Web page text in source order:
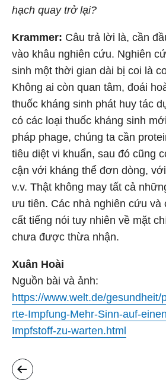
hạch quay trở lại?
Krammer: Câu trả lời là, cần
vào khâu nghiên cứu. Nghiên
sinh một thời gian dài bị coi là
Không ai còn quan tâm, đoái
thuốc kháng sinh phát huy tác
có các loại thuốc kháng sinh
pháp phage, chúng ta cần
tiêu diệt vi khuẩn, sau đó cũng
cận với kháng thể đơn dòng,
v.v. Thật không may tất cả
ưu tiên. Các nhà nghiên cứu và
cất tiếng nói tuy nhiên về mặt
chưa được thừa nhận.
Xuân Hoài
Nguồn bài và ảnh:
https://www.welt.de/gesundheit/
rte-Impfung-Mehr-Sinn-auf-
Impfstoff-zu-warten.html